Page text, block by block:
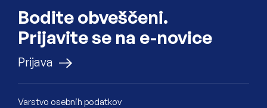
Bodite obveščeni.
Prijavite se na e-novice
Prijava na e-novice
Varstvo osebnih podatkov